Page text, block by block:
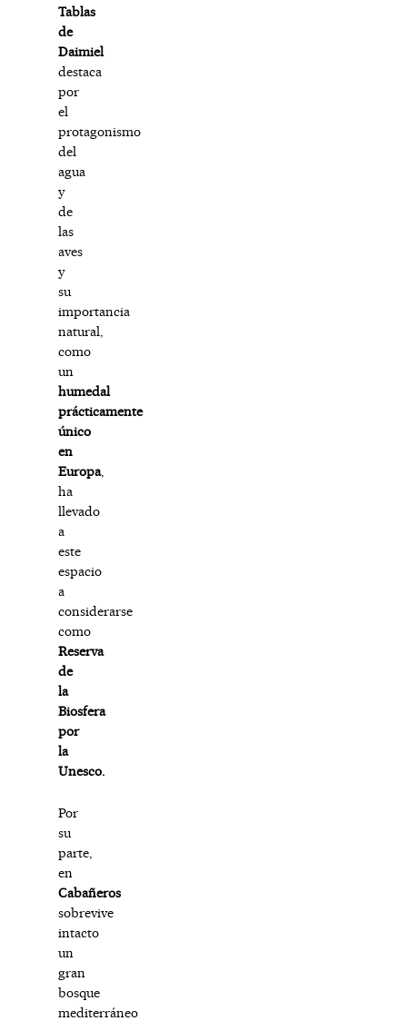
Tablas
de
Daimiel
destaca
por
el
protagonismo
del
agua
y
de
las
aves
y
su
importancia
natural,
como
un
humedal
prácticamente
único
en
Europa,
ha
llevado
a
este
espacio
a
considerarse
como
Reserva
de
la
Biosfera
por
la
Unesco.
Por
su
parte,
en
Cabañeros
sobrevive
intacto
un
gran
bosque
mediterráneo